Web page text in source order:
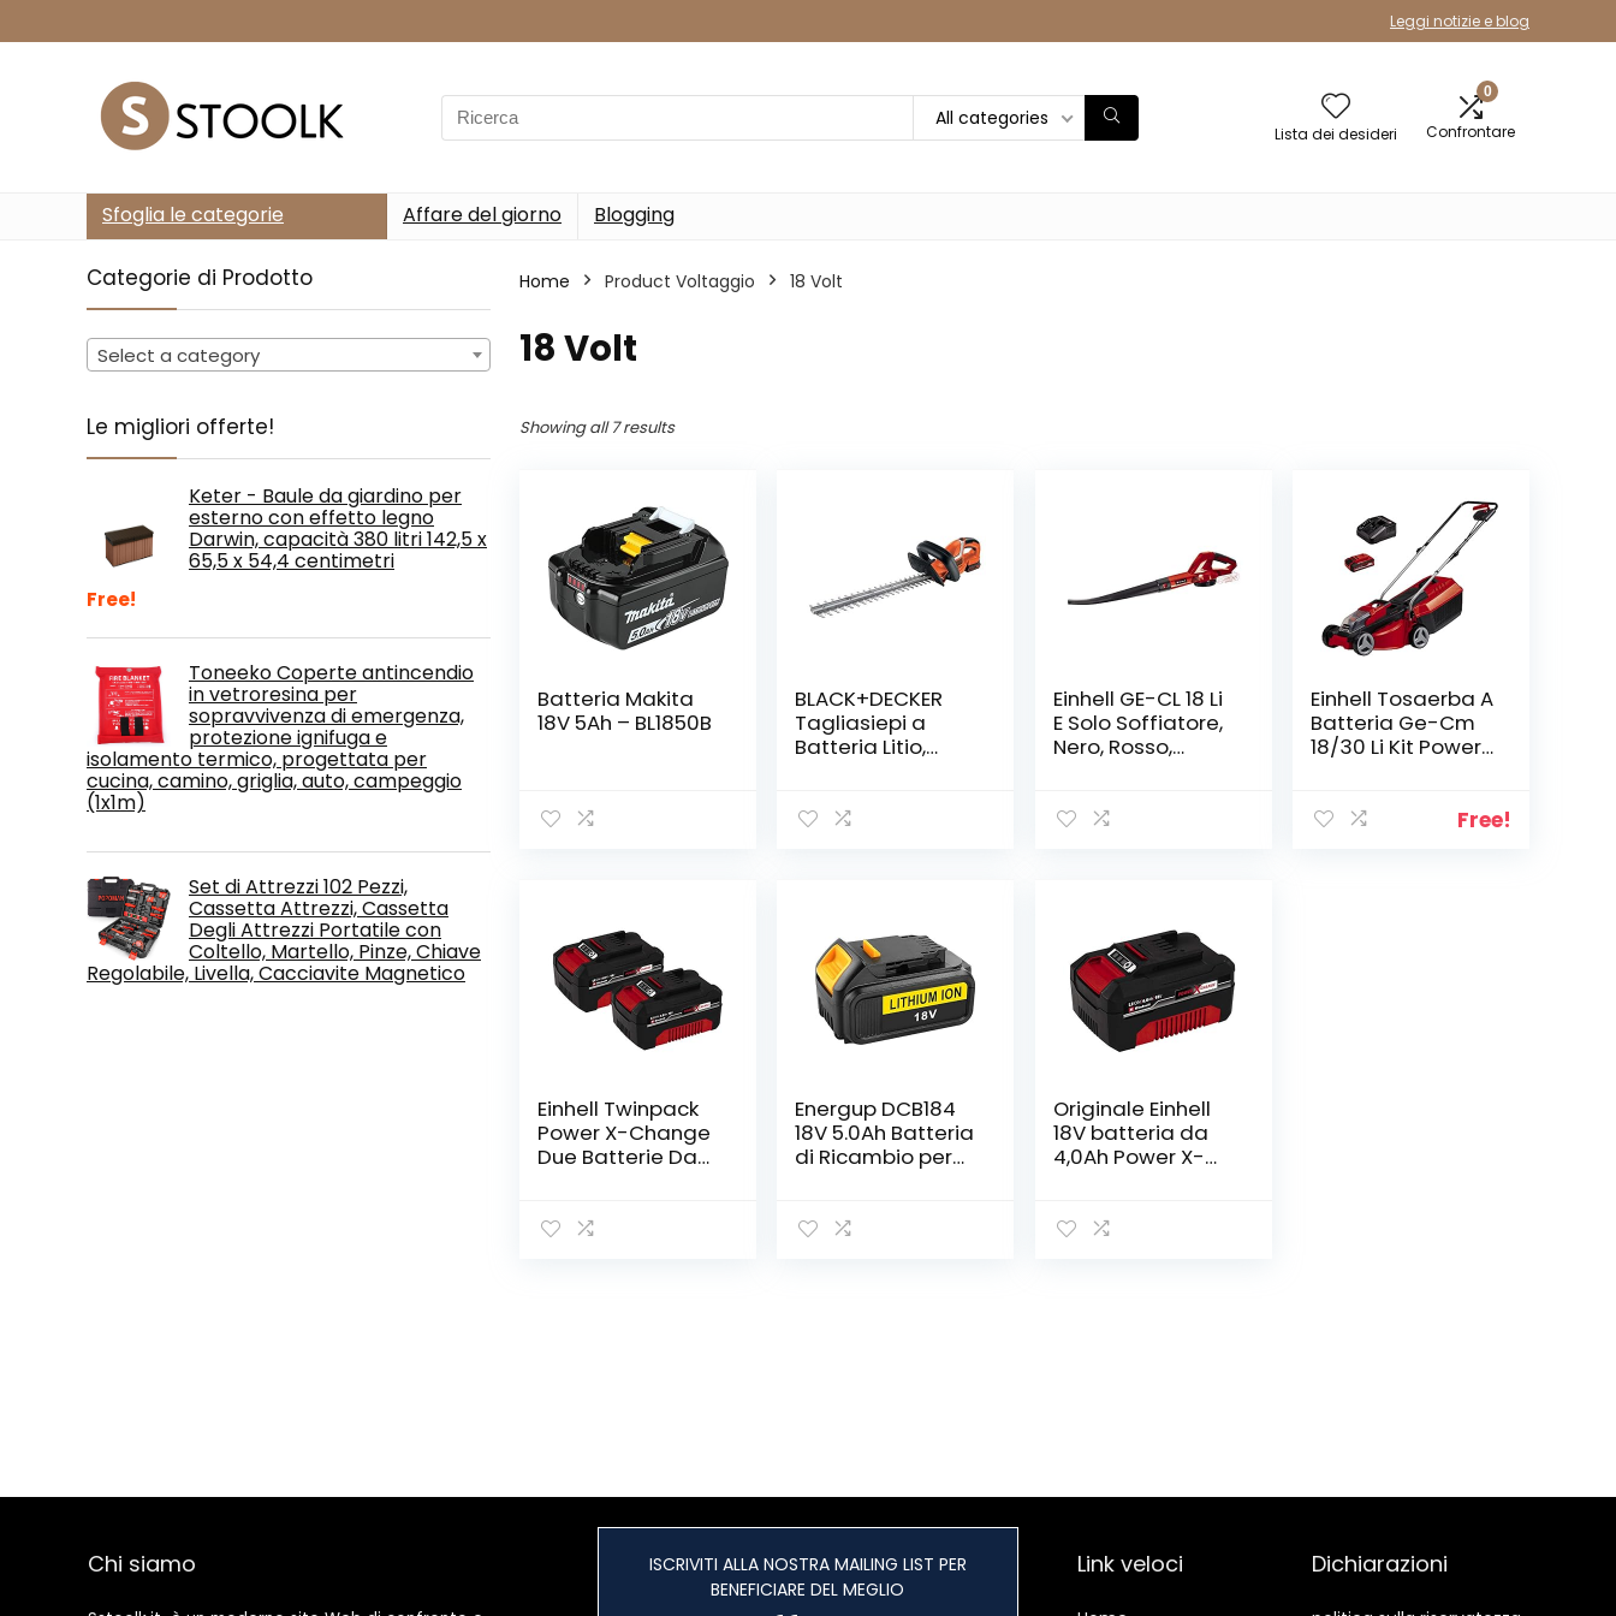
Leggi notizie e blog
Search
for:
All categories
Lista dei desideri
0
Confrontare
Sfoglia le categorie Affare del giorno Blogging
Categorie di Prodotto
Select a category
Le migliori offerte!
Keter - Baule da giardino per
esterno con effetto legno
Darwin, capacità 380 litri 142,5 x
65,5 x 54,4 centimetri
Free!
Toneeko Coperte antincendio
in vetroresina per
sopravvivenza di emergenza,
protezione ignifuga e
isolamento termico, progettata per
cucina, camino, griglia, auto, campeggio
(1x1m)
Set di Attrezzi 102 Pezzi,
Cassetta Attrezzi, Cassetta
Degli Attrezzi Portatile con
Coltello, Martello, Pinze, Chiave
Regolabile, Livella, Cacciavite Magnetico
Home Product Voltaggio ‎18 Volt
‎18 Volt
Showing all 7 results
Batteria Makita
18V 5Ah – BL1850B
BLACK+DECKER
Tagliasiepi a
Batteria Litio,
GTC1845L20-QW
Einhell GE-CL 18 Li
E Solo Soffiatore,
Nero, Rosso,
Set di 8 Pezzi
Einhell Tosaerba A
Batteria Ge-Cm
18/30 Li Kit Power
Cm, Rosso NeroFree!
Einhell Twinpack
Power X-Change
Due Batterie Da
Energup DCB184
18V 5.0Ah Batteria
di Ricambio per
DCB184 DCB200
Originale Einhell
18V batteria da
4,0Ah Power X-
caricabatteria)
Chi siamo
ISCRIVITI ALLA NOSTRA MAILING LIST PER
BENEFICIARE DEL MEGLIO
Link veloci Dichiarazioni